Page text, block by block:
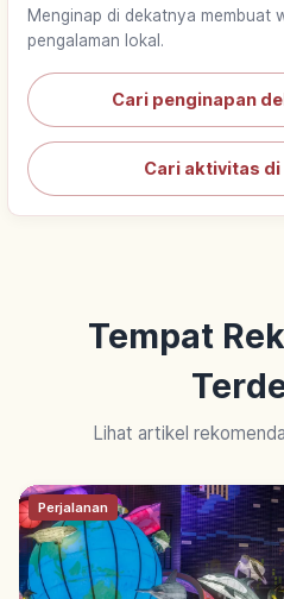
Menginap di dekatnya membuat
pengalaman lokal.
Cari penginapan
Cari aktivitas
Tempat
Lihat artikel
Perjalanan